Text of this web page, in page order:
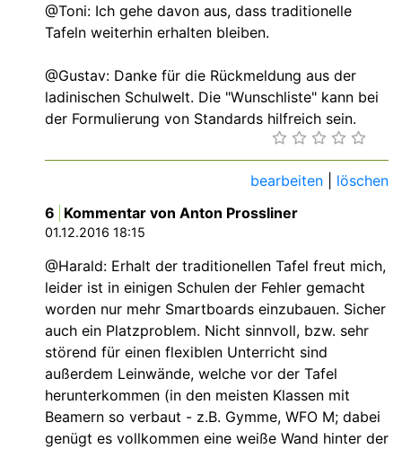
@Toni: Ich gehe davon aus, dass traditionelle
Tafeln weiterhin erhalten bleiben.
@Gustav: Danke für die Rückmeldung aus der
ladinischen Schulwelt. Die "Wunschliste" kann bei
der Formulierung von Standards hilfreich sein.
bearbeiten
löschen
6 Kommentar von Anton Prossliner
01.12.2016 18:15
@Harald: Erhalt der traditionellen Tafel freut mich,
leider ist in einigen Schulen der Fehler gemacht
worden nur mehr Smartboards einzubauen. Sicher
auch ein Platzproblem. Nicht sinnvoll, bzw. sehr
störend für einen flexiblen Unterricht sind
außerdem Leinwände, welche vor der Tafel
herunterkommen (in den meisten Klassen mit
Beamern so verbaut - z.B. Gymme, WFO M; dabei
genügt es vollkommen eine weiße Wand hinter der